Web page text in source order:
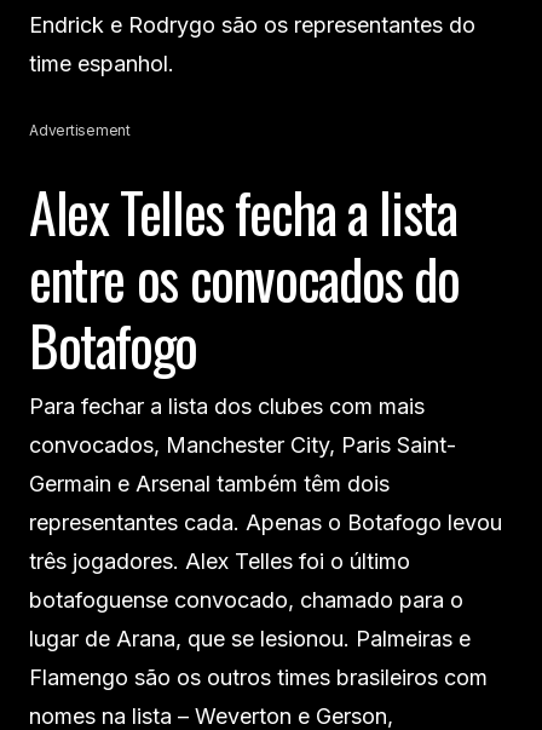
Endrick e Rodrygo são os representantes do
time espanhol.
Advertisement
Alex Telles fecha a lista
entre os convocados do
Botafogo
Para fechar a lista dos clubes com mais
convocados, Manchester City, Paris Saint-
Germain e Arsenal também têm dois
representantes cada. Apenas o Botafogo levou
três jogadores. Alex Telles foi o último
botafoguense convocado, chamado para o
lugar de Arana, que se lesionou. Palmeiras e
Flamengo são os outros times brasileiros com
nomes na lista – Weverton e Gerson,